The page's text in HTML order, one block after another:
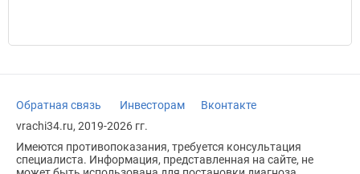
Обратная связь Инвесторам
Вконтакте
vrachi34.ru, 2019-2026 гг.
Имеются противопоказания, требуется консультация
специалиста. Информация, представленная на сайте, не